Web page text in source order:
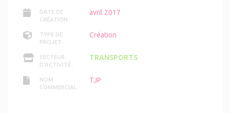
DATE DE
CRÉATION :
avril 2017
TYPE DE
PROJET :
Création
SECTEUR
D'ACTIVITÉ :
TRANSPORTS
NOM
COMMERCIAL
:
TJP